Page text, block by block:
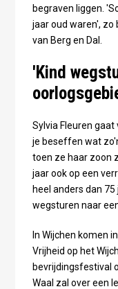
begraven liggen.
jaar oud waren', zo
van Berg en Dal.
'Kind
Sylvia Fleuren
je beseffen wat
toen ze haar zoon
jaar ook op een
heel anders dan
wegsturen naar
In Wijchen komen
Vrijheid op het
bevrijdingsfestival
Waal zal over een